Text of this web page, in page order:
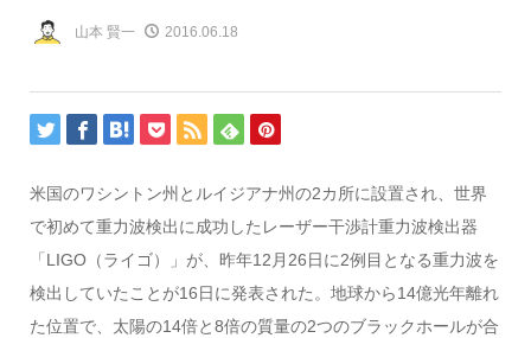
山本 賢一 2016.06.18
米国のワシントン州とルイジアナ州の2カ所に設置され、世界
で初めて重力波検出に成功したレーザー干渉計重力波検出器
「LIGO（ライゴ）」が、昨年12月26日に2例目となる重力波を
検出していたことが16日に発表された。地球から14億光年離れ
た位置で、太陽の14倍と8倍の質量の2つのブラックホールが合